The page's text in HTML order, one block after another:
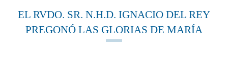
EL RVDO. SR. N.H.D. IGNACIO DEL REY
PREGONÓ LAS GLORIAS DE MARÍA